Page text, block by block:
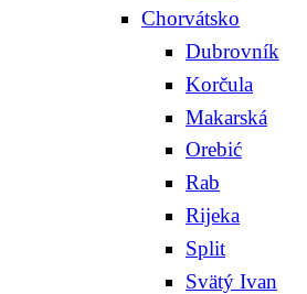
Chorvátsko
Dubrovník
Korčula
Makarská
Orebić
Rab
Rijeka
Split
Svätý Ivan